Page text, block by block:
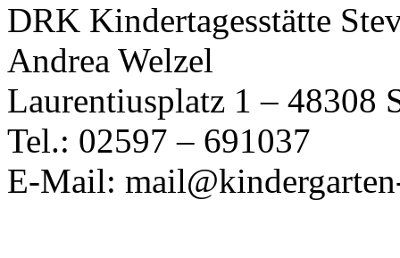
DRK Kindertagesstätte
Andrea Welzel
Laurentiusplatz 1 – 48308
Tel.: 02597 – 691037
E-Mail: